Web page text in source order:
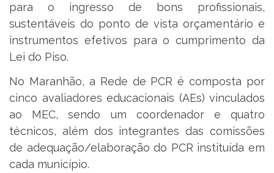
para o ingresso de bons profissionais,
sustentáveis do ponto de vista orçamentário e
instrumentos efetivos para o cumprimento da
Lei do Piso.
No Maranhão, a Rede de PCR é composta por
cinco avaliadores educacionais (AEs) vinculados
ao MEC, sendo um coordenador e quatro
técnicos, além dos integrantes das comissões
de adequação/elaboração do PCR instituída em
cada município.